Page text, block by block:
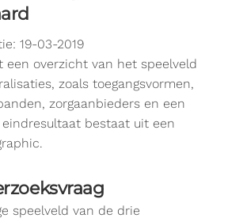
19-03-2019
een overzicht van het speelveld
zoals toegangsvormen,
zorgaanbieders en een
eindresultaat bestaat uit een
speelveld van de drie